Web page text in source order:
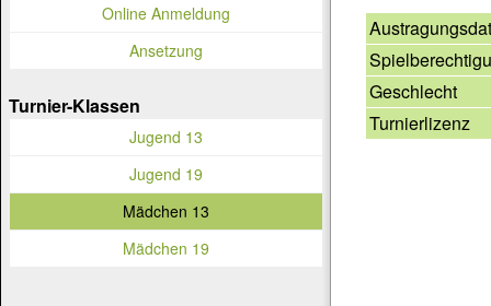
Geschlecht
Turnierlizenz
Online Anmeldung
Ansetzung
Turnier-Klassen
Jugend 13
Jugend 19
Mädchen 13
Mädchen 19